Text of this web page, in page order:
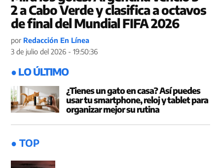
2 a Cabo Verde y clasifica a octavos
de final del Mundial FIFA 2026
por Redacción En Línea
3 de julio del 2026 - 19:50:36
● LO ÚLTIMO
¿Tienes un gato en casa? Así puedes
usar tu smartphone, reloj y tablet para
organizar mejor su rutina
● TOP